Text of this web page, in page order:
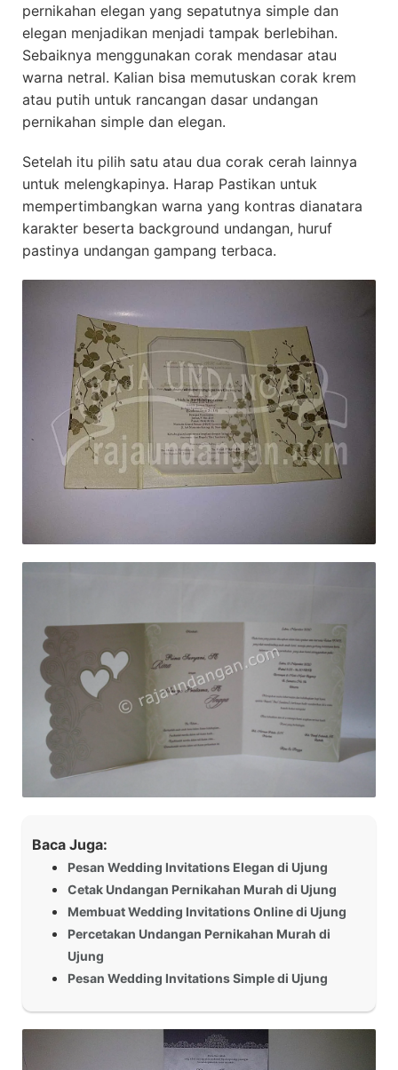
pernikahan elegan yang sepatutnya simple dan
elegan menjadikan menjadi tampak berlebihan.
Sebaiknya menggunakan corak mendasar atau
warna netral. Kalian bisa memutuskan corak krem
atau putih untuk rancangan dasar undangan
pernikahan simple dan elegan.
Setelah itu pilih satu atau dua corak cerah lainnya
untuk melengkapinya. Harap Pastikan untuk
mempertimbangkan warna yang kontras dianatara
karakter beserta background undangan, huruf
pastinya undangan gampang terbaca.
Baca Juga:
Pesan Wedding Invitations Elegan di Ujung
Cetak Undangan Pernikahan Murah di Ujung
Membuat Wedding Invitations Online di Ujung
Percetakan Undangan Pernikahan Murah di
Ujung
Pesan Wedding Invitations Simple di Ujung